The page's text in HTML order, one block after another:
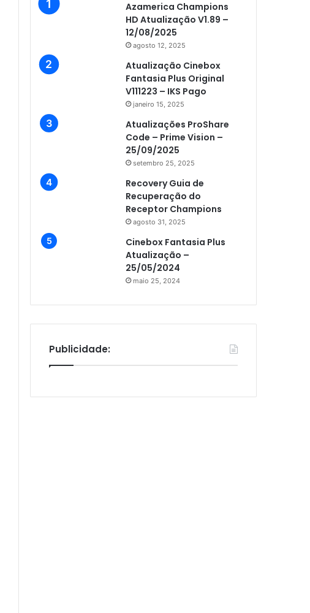
Azamerica Champions
HD Atualização V1.89 –
12/08/2025
agosto 12, 2025
Atualização Cinebox
Fantasia Plus Original
V111223 – IKS Pago
janeiro 15, 2025
Atualizações ProShare
Code – Prime Vision –
25/09/2025
setembro 25, 2025
Recovery Guia de
Recuperação do
Receptor Champions
agosto 31, 2025
Cinebox Fantasia Plus
Atualização –
25/05/2024
maio 25, 2024
Publicidade: